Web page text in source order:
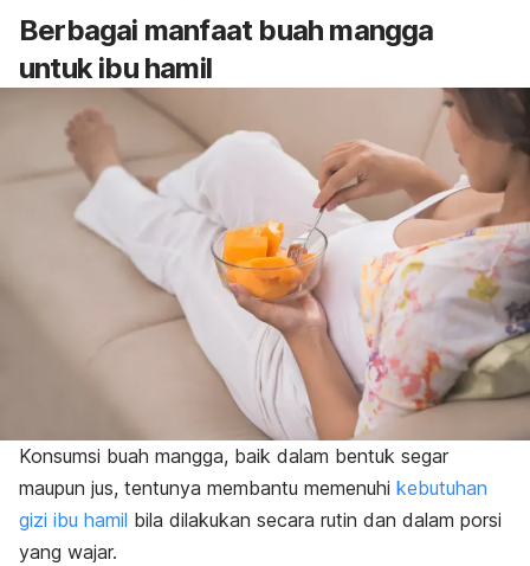
Berbagai manfaat buah mangga
untuk ibu hamil
Konsumsi buah mangga, baik dalam bentuk segar
maupun jus, tentunya membantu memenuhi kebutuhan
gizi ibu hamil bila dilakukan secara rutin dan dalam porsi
yang wajar.